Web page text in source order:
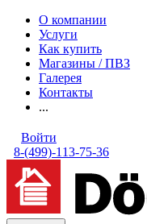
О компании
Услуги
Как купить
Магазины / ПВЗ
Галерея
Контакты
...
Войти
8-(499)-113-75-36